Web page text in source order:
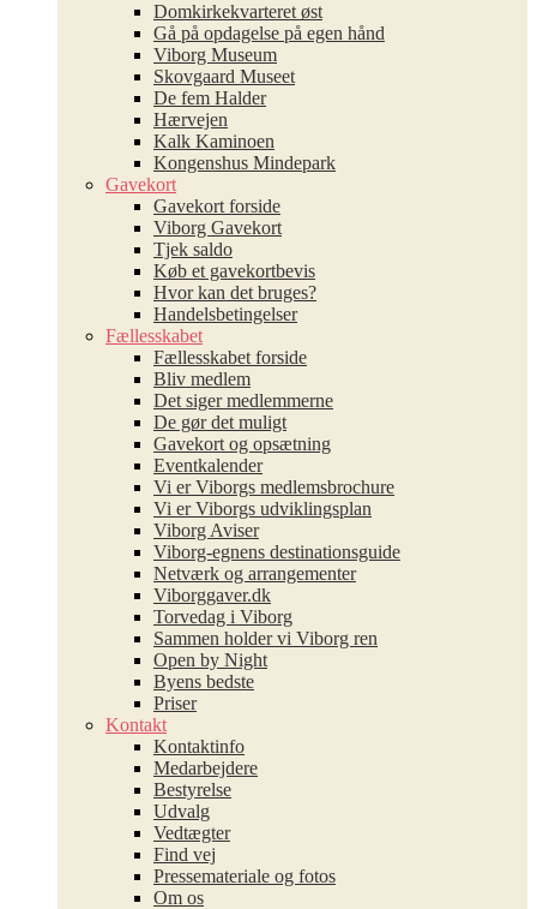
Domkirkekvarteret øst
Gå på opdagelse på egen hånd
Viborg Museum
Skovgaard Museet
De fem Halder
Hærvejen
Kalk Kaminoen
Kongenshus Mindepark
Gavekort
Gavekort forside
Viborg Gavekort
Tjek saldo
Køb et gavekortbevis
Hvor kan det bruges?
Handelsbetingelser
Fællesskabet
Fællesskabet forside
Bliv medlem
Det siger medlemmerne
De gør det muligt
Gavekort og opsætning
Eventkalender
Vi er Viborgs medlemsbrochure
Vi er Viborgs udviklingsplan
Viborg Aviser
Viborg-egnens destinationsguide
Netværk og arrangementer
Viborggaver.dk
Torvedag i Viborg
Sammen holder vi Viborg ren
Open by Night
Byens bedste
Priser
Kontakt
Kontaktinfo
Medarbejdere
Bestyrelse
Udvalg
Vedtægter
Find vej
Pressemateriale og fotos
Om os